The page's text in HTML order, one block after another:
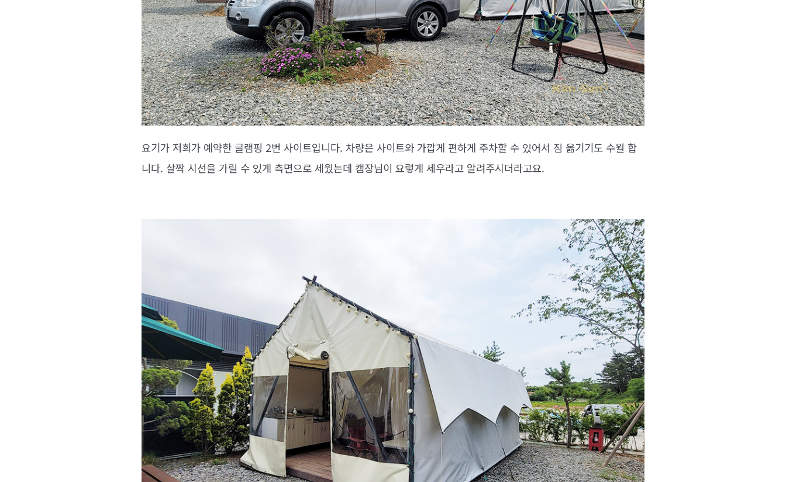
요기가 저희가 예약한 글램핑 2번 사이트입니다. 차량은 사이트와 가깝게 편하게 주차할 수 있어서 짐 옮기기도 수월 합
니다. 살짝 시선을 가릴 수 있게 측면으로 세웠는데 캠장님이 요렇게 세우라고 알려주시더라고요.